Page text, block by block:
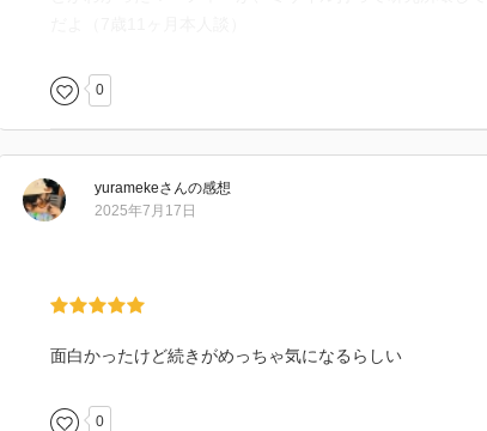
0
yuramekeさんの感想
2025年7月17日
面白かったけど続きがめっちゃ気になるらしい
0